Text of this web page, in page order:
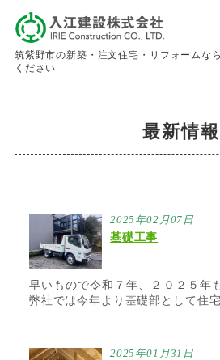
筑紫野市の新築・注文住宅・リフォームな
ください
求人情報
最新情報
2025年02月07日
基礎工事
早いもので令和７年、２０２５年
弊社では今年より基礎部として住
2025年01月31日